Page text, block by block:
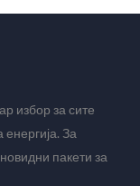
избор за сите
енергија. За
пакети за